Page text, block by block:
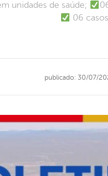
unidades de saúde;
06
publicado: 30/07/